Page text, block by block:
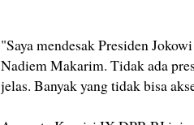
"Saya mendesak Presiden
Nadiem Makarim. Tidak ada
jelas. Banyak yang tidak bisa